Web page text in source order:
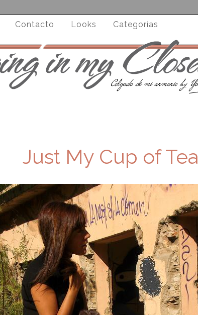
Contacto Looks Categorías
Just My Cup of Tea